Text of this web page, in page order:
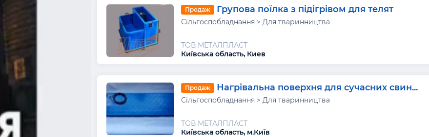
Продаж Групова поїлка з підігрівом для телят
Сільгоспобладнання > Для тваринництва
ТОВ МЕТАЛПЛАСТ
Київська область, Киев
Продаж Нагрівальна поверхня для сучасних свин...
Сільгоспобладнання > Для тваринництва
ТОВ МЕТАЛПЛАСТ
Київська область, м.Київ